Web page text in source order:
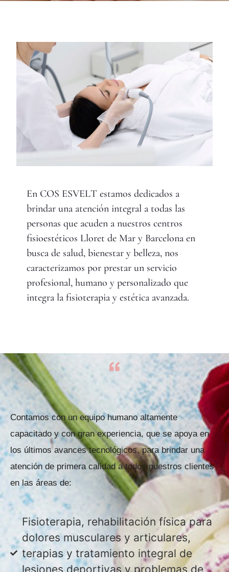
En COS ESVELT estamos dedicados a
brindar una atención integral a todas las
personas que acuden a nuestros centros
fisioestéticos Lloret de Mar y Barcelona en
busca de salud, bienestar y belleza, nos
caracterizamos por prestar un servicio
profesional, humano y personalizado que
integra la fisioterapia y estética avanzada.
Contamos con un equipo humano altamente
capacitado y con gran experiencia, que se apoya en
los últimos avances tecnológicos, para brindar una
atención de primera calidad a todos nuestros clientes
en las áreas de:
Fisioterapia, rehabilitación física para
dolores musculares y articulares,
terapias y tratamiento integral de
lesiones deportivas y problemas de